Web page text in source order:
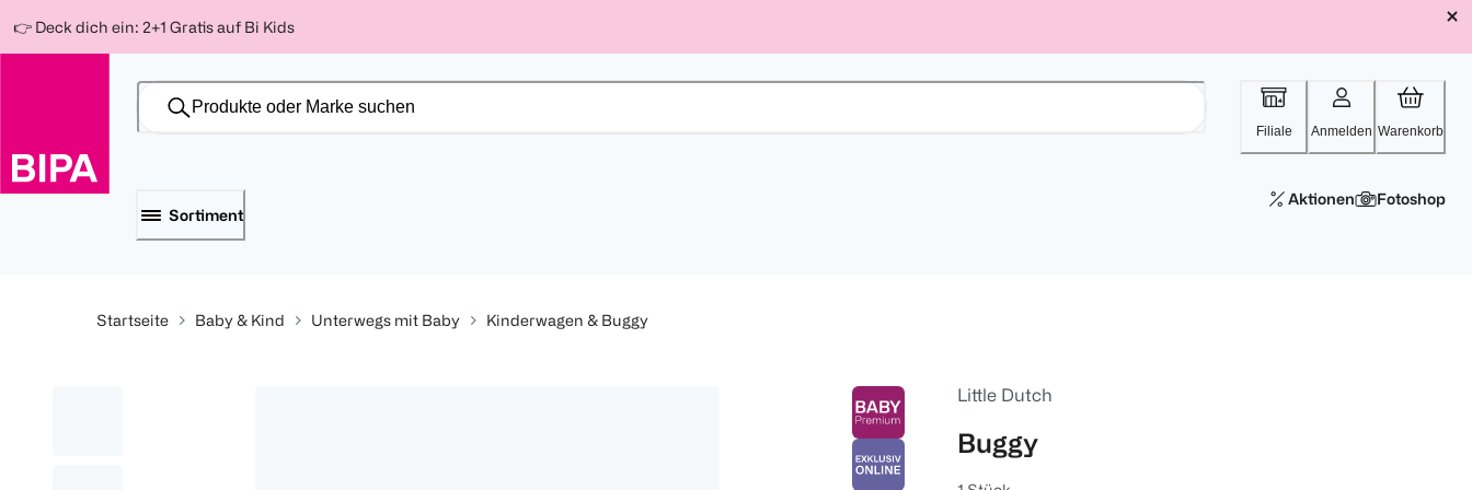
-10%
Für
150 Ös
-15%
Für
300 Ös
-20%
Für
500 Ös
zum
👉 Deck dich ein: 2+1 Gratis auf Bi Kids
Filiale Anmelden Warenkorb
Sortiment
Aktionen Fotoshop
Startseite Baby & Kind Unterwegs mit Baby Kinderwagen & Buggy
Little Dutch
Buggy